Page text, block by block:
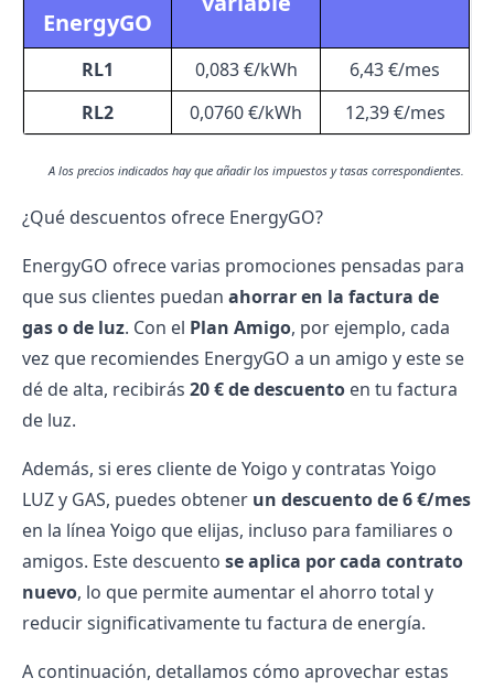
EnergyGO
RL1 0,083 €/kWh
6,43 €/mes
RL2
0,0760 €/kWh 12,39 €/mes
A los precios indicados hay que añadir los impuestos y tasas correspondientes.
¿Qué descuentos ofrece EnergyGO?
EnergyGO ofrece varias promociones pensadas para
que sus clientes puedan ahorrar en la factura de
gaso de luz. Con el Plan Amigo, por ejemplo, cada
vez que recomiendes EnergyGO a un amigo y este se
dé de alta, recibirás 20 € de descuento en tu factura
de luz.
Además, si eres cliente de Yoigo y contratas Yoigo
LUZ y GAS, puedes obtener un descuento de 6 €/mes
en la línea Yoigo que elijas, incluso para familiares o
amigos. Este descuento se aplica por cada contrato
nuevo, lo que permite aumentar el ahorro total y
reducir significativamente tu factura de energía.
A continuación, detallamos cómo aprovechar estas